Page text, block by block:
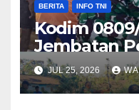
BERITA INFO TNI
Kodim
Jembatan
Merah
Bhakti TNI
Ekonomi
JUL 25, 2026